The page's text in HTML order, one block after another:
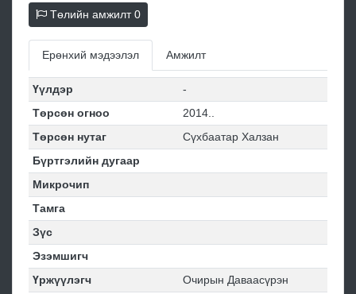
Төлийн амжилт0
Ерөнхий мэдээлэл Амжилт
Үүлдэр
-
Төрсөн огноо
2014..
Төрсөн нутаг
Сүхбаатар Халзан
Бүртгэлийн дугаар
Микрочип
Тамга
Зүс
Эзэмшигч
Үржүүлэгч
Очирын Даваасүрэн